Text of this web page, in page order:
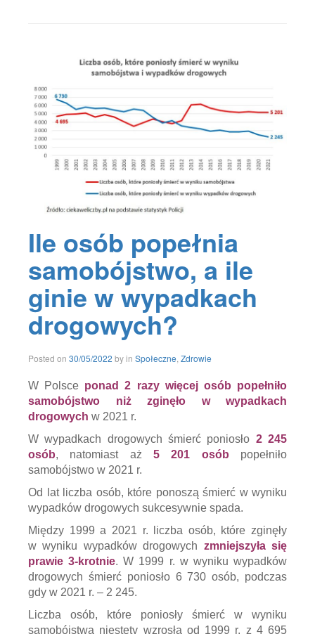
Policji
fakty,
ile
osób
ginie
wypadkach
drogowych
ponosi
śmierć
wyniku
wypadków
ile
osób
popełnia
samobójstwa
w
Polsce ,
osób
samobójstwo
niepokojące
dane,
policja,
społeczny,
próby
samobójcze,
samobójstwa
samobójstwa
Polsce,
stan
psychiatrii
statystyki
Policji,
statystyki
policyjne,
więcej
osób
popełnia
Ile osób popełnia
samobójstwo, a ile
ginie w wypadkach
drogowych?
Posted on 30/05/2022 30/05/2022
byin Społeczne Zdrowie
W Polsce ponad 2 razy więcej osób popełniło
samobójstwo niż zginęło w wypadkach
drogowych w 2021 r.
W wypadkach drogowych śmierć poniosło 2 245
osób, natomiast aż 5 201 osób popełniło
samobójstwo w 2021 r.
Od lat liczba osób, które ponoszą śmierć w wyniku
wypadków drogowych sukcesywnie spada.
Między 1999 a 2021 r. liczba osób, które zginęły
w wyniku wypadków drogowych zmniejszyła się
prawie 3-krotnie. W 1999 r. w wyniku wypadków
drogowych śmierć poniosło 6 730 osób, podczas
gdy w 2021 r. – 2 245.
Liczba osób, które poniosły śmierć w wyniku
samobójstwa niestety wzrosła od 1999 r. z 4 695